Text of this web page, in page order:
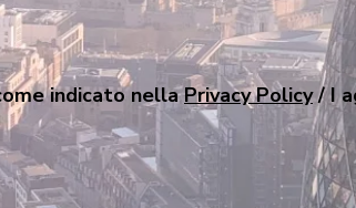
indicato nellaPrivacy Policy/ I